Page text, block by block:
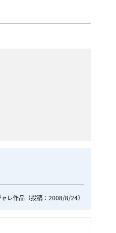
レ作品 （投稿：2008/8/24）